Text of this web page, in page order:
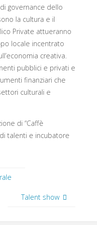
governance dello
la cultura e il
Private attueranno
locale incentrato
creativa.
pubblici e privati ​​e
finanziari che
culturali e
di “Caffè
talenti e incubatore
Talent show